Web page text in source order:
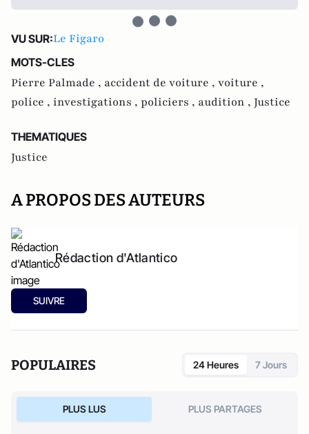
VU SUR:Le Figaro
MOTS-CLES
Pierre Palmade , accident de voiture , voiture ,
police , investigations , policiers , audition , Justice
THEMATIQUES
Justice
A PROPOS DES AUTEURS
Rédaction d'Atlantico
SUIVRE
POPULAIRES 24 Heures 7 Jours
PLUS LUS PLUS PARTAGES